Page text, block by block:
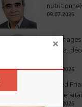
09.07.2026
Amara,
03.08.2026
Ahmed
04.08.2026